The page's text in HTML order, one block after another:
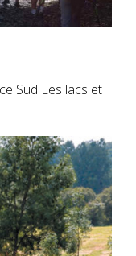
Sud Les lacs et